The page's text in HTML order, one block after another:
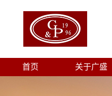
首页 关于广盛